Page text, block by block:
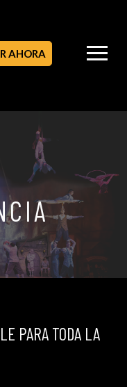
AHORA
PARA TODA LA